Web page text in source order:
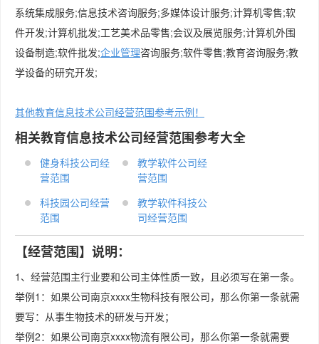
系统集成服务;信息技术咨询服务;多媒体设计服务;计算机零售;软
件开发;计算机批发;工艺美术品零售;会议及展览服务;计算机外围
设备制造;软件批发;企业管理咨询服务;软件零售;教育咨询服务;教
学设备的研究开发;
其他教育信息技术公司经营范围参考示例！
相关教育信息技术公司经营范围参考大全
健身科技公司经
营范围
教学软件公司经
营范围
科技园公司经营
范围
教学软件科技公
司经营范围
【经营范围】说明：
1、经营范围主行业要和公司主体性质一致，且必须写在第一条。
举例1：如果公司南京xxxx生物科技有限公司，那么你第一条就需
要写：从事生物技术的研发与开发；
举例2：如果公司南京xxxx物流有限公司，那么你第一条就需要